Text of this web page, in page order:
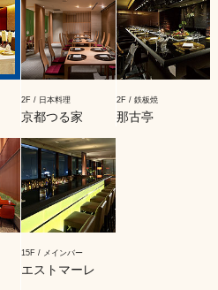
2F / 日本料理
京都つる家
2F / 鉄板焼
那古亭
15F / メインバー
エストマーレ